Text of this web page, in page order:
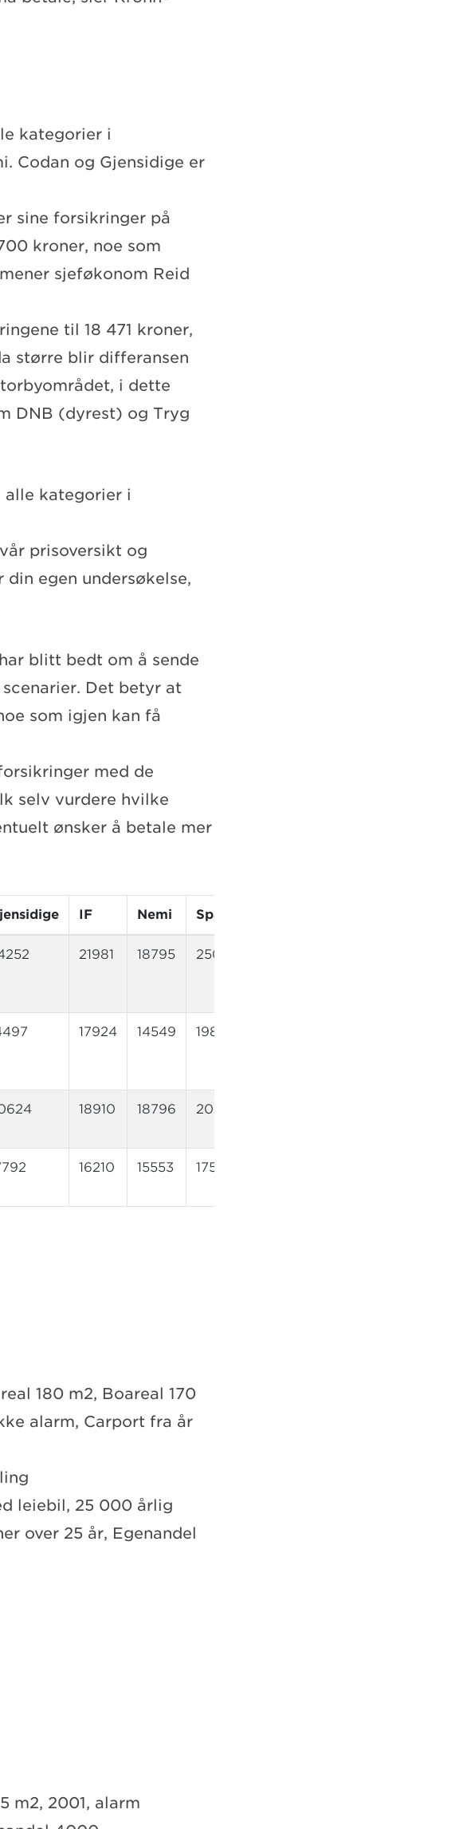
kategorier i
Codan og Gjensidige er
sine forsikringer på
kroner, noe som
sjeføkonom Reid
til 18 471 kroner,
større blir differansen
i dette
DNB (dyrest) og Tryg
alle kategorier i
prisoversikt og
egen undersøkelse,
blitt bedt om å sende
Det betyr at
som igjen kan få
med de
selv vurdere hvilke
ønsker å betale mer
IF Nemi SpareBank1
21981 18795 25062
17924 14549 19841
18910 18796 20251
16210 15553 17549
180 m2, Boareal 170
alarm, Carport fra år
leiebil, 25 000 årlig
over 25 år, Egenandel
m2, 2001, alarm